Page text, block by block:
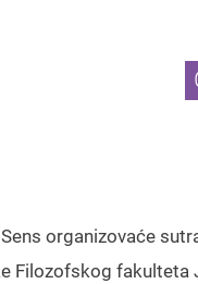
organizovaće
Filozofskog fakulteta